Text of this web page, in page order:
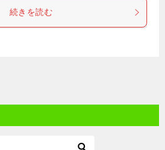
続きを読む